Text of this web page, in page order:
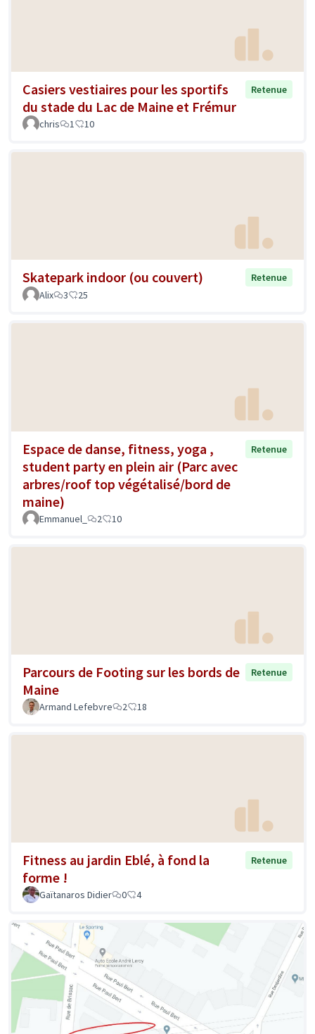
Casiers vestiaires pour les sportifs
du stade du Lac de Maine et Frémur
Retenue
chris 1 10
Skatepark indoor (ou couvert)
Retenue
Alix
3 25
Espace de danse, fitness, yoga ,
student party en plein air (Parc avec
arbres/roof top végétalisé/bord de
maine)
Retenue
Emmanuel_ 2 10
Parcours de Footing sur les bords de
Maine
Retenue
Armand Lefebvre 2 18
Fitness au jardin Eblé, à fond la
forme !
Retenue
Gaïtanaros Didier 0 4